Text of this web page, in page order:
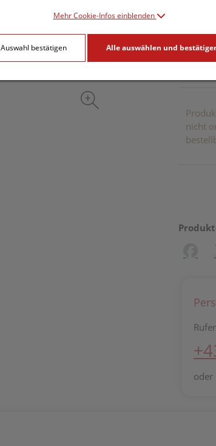
nicht
oder
Mehr Cookie-Infos einblenden
Auswahl bestätigen Alle auswählen und